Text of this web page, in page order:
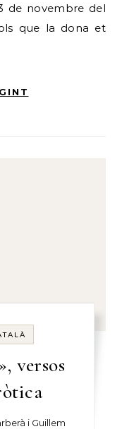
de novembre del
que la dona et
versos
i Guillem